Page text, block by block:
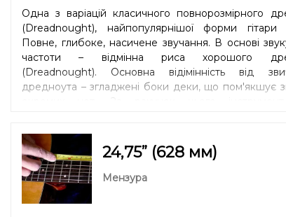
Одна з варіацій класичного повнорозмірного
(Dreadnought), найпопулярнішої форми гітари
Повне, глибоке, насичене звучання. В основі
частоти – відмінна риса хорошого
(Dreadnought). Основна відімінність від
дредноута – згладжені боки деки, що пом'якшує
«fingerstyle». Dreadnought Slope Shoulder –
впізнавана форма для фанатів класичного блюзу та
24,75” (628 мм)
Мензура